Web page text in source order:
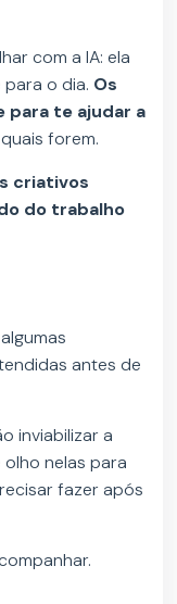
com a IA: ela
o dia. Os
para te ajudar a
forem.
criativos
do trabalho
antes de
inviabilizar a
nelas para
fazer após